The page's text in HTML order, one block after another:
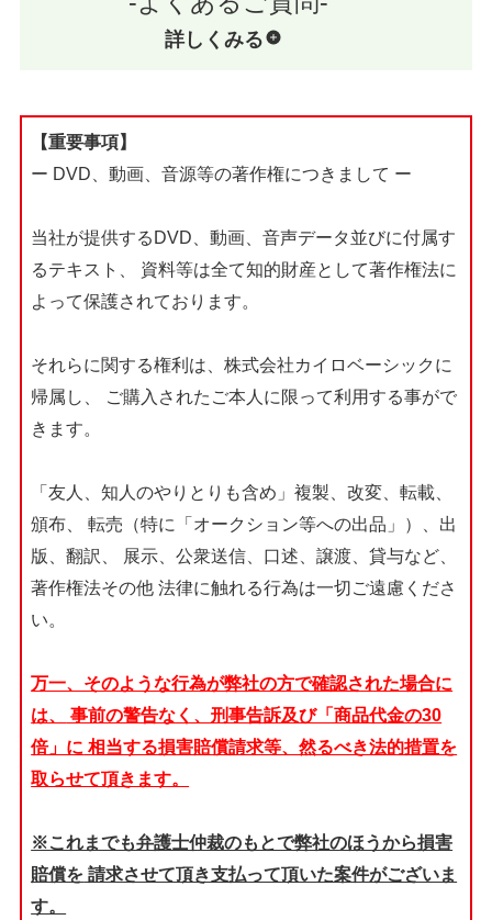
詳しくみる
【重要事項】
ー DVD、動画、音源等の著作権につきまして ー
当社が提供するDVD、動画、音声データ並びに付属す
るテキスト、
資料等は全て知的財産として著作権法に
よって保護されております。
それらに関する権利は、株式会社カイロベーシックに
帰属し、
ご購入されたご本人に限って利用する事がで
きます。
「友人、知人のやりとりも含め」複製、改変、転載、
頒布、
転売（特に「オークション等への出品」）、出
版、翻訳、
展示、公衆送信、口述、譲渡、貸与など、
著作権法その他 法律に触れる行為は一切ご遠慮くださ
い。
万一、そのような行為が弊社の方で確認された場合に
は、
事前の警告なく、刑事告訴及び「商品代金の30
倍」に 相当する損害賠償請求等、然るべき法的措置を
取らせて頂きます。
※これまでも弁護士仲裁のもとで弊社のほうから損害
賠償を 請求させて頂き支払って頂いた案件がございま
す。